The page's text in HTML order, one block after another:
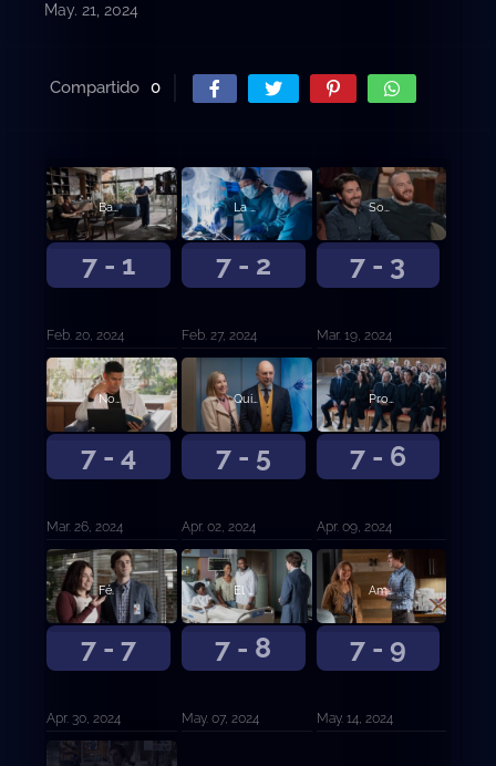
May. 21, 2024
Compartido 0
7 - 1
Baby, baby, baby.
Feb. 20, 2024
7 - 2
La piel en el juego.
Feb. 27, 2024
7 - 3
Soporte crítico.
Mar. 19, 2024
7 - 4
Noche de citas.
Mar. 26, 2024
7 - 5
Quien en paz esté.
Apr. 02, 2024
7 - 6
Procesando el dolor.
Apr. 09, 2024
7 - 7
Fé.
Apr. 30, 2024
7 - 8
El efecto perspectiva.
May. 07, 2024
7 - 9
Amor incondicional.
May. 14, 2024